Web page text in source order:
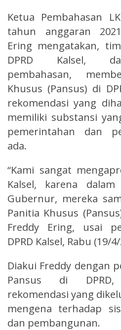
Ketua Pembahasan
tahun anggaran
Ering mengatakan,
DPRD Kalsel,
pembahasan,
Khusus (Pansus) di
rekomendasi yang
memiliki substansi
pemerintahan dan
ada.
“Kami sangat
Kalsel, karena dalam
Gubernur, mereka
Panitia Khusus
Freddy Ering, usai
DPRD Kalsel, Rabu (19/
Diakui Freddy dengan
Pansus di
rekomendasi yang
mengena terhadap
dan pembangunan.